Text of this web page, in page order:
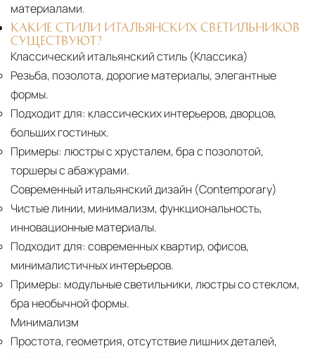
материалами.
КАКИЕ СТИЛИ ИТАЛЬЯНСКИХ СВЕТИЛЬНИКОВ
СУЩЕСТВУЮТ?
Классический итальянский стиль (Классика)
Резьба, позолота, дорогие материалы, элегантные
формы.
Подходит для: классических интерьеров, дворцов,
больших гостиных.
Примеры: люстры с хрусталем, бра с позолотой,
торшеры с абажурами.
Современный итальянский дизайн (Contemporary)
Чистые линии, минимализм, функциональность,
инновационные материалы.
Подходит для: современных квартир, офисов,
минималистичных интерьеров.
Примеры: модульные светильники, люстры со стеклом,
бра необычной формы.
Минимализм
Простота, геометрия, отсутствие лишних деталей,